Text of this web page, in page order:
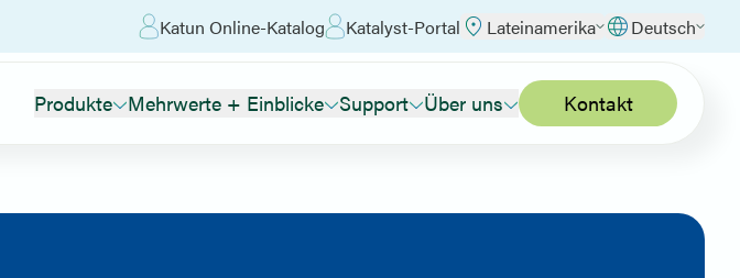
Katun Online-Katalog Katalyst-Portal Lateinamerika Deutsch
Produkte Mehrwerte + Einblicke Support Über uns Kontakt